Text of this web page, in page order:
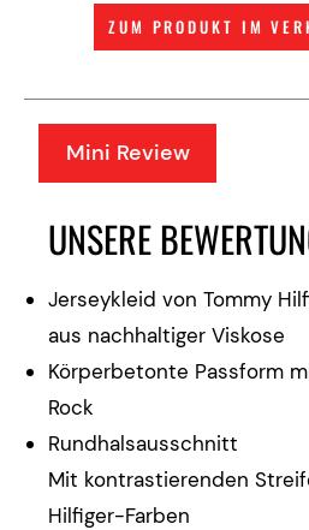
ZUM PRODUKT IM
Mini Review
UNSERE
Jerseykleid von Tommy
aus nachhaltiger Viskose
Körperbetonte Passform
Rock
Rundhalsausschnitt
Mit kontrastierenden
Hilfiger-Farben